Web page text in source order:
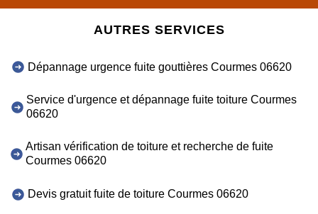
AUTRES SERVICES
Dépannage urgence fuite gouttières Courmes 06620
Service d'urgence et dépannage fuite toiture Courmes
06620
Artisan vérification de toiture et recherche de fuite
Courmes 06620
Devis gratuit fuite de toiture Courmes 06620